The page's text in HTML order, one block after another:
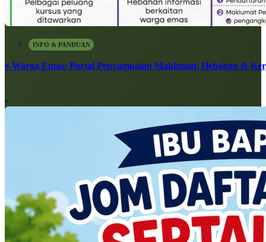
INFO & PANDUAN
e-Warga Emas: Portal Penyampaian Maklumat, Hebahan &